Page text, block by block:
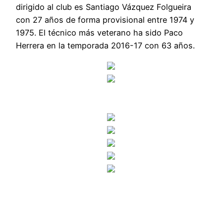
dirigido al club es Santiago Vázquez Folgueira
con 27 años de forma provisional entre 1974 y
1975. El técnico más veterano ha sido Paco
Herrera en la temporada 2016-17 con 63 años.